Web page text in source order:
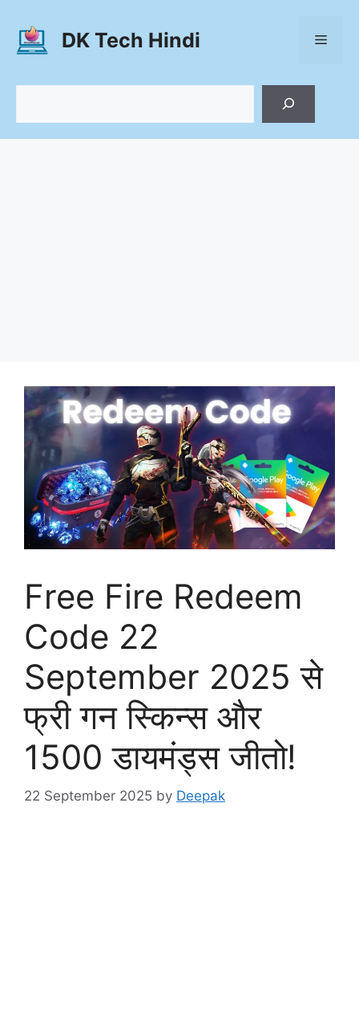
content
DK Tech Hindi Menu
Free Fire Redeem
Code 22
September 2025 से
फ्री गन स्किन्स और
1500 डायमंड्स जीतो!
22 September 2025 by Deepak